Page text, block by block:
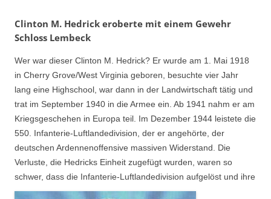
Clinton M. Hedrick eroberte mit einem Gewehr
Schloss Lembeck
Wer war dieser Clinton M. Hedrick? Er wurde am 1. Mai 1918
in Cherry Grove/West Virginia geboren, besuchte vier Jahr
lang eine Highschool, war dann in der Landwirtschaft tätig und
trat im September 1940 in die Armee ein. Ab 1941 nahm er am
Kriegsgeschehen in Europa teil. Im Dezember 1944 leistete die
550. Infanterie-Luftlandedivision, der er angehörte, der
deutschen Ardennenoffensive massiven Widerstand. Die
Verluste, die Hedricks Einheit zugefügt wurden, waren so
schwer, dass die Infanterie-Luftlandedivision aufgelöst und ihre